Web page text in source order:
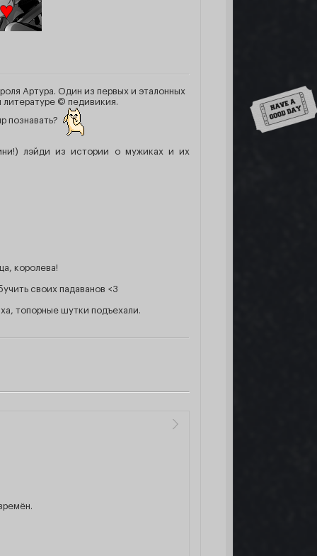
Артура. Один из первых и эталонных
© педивикия.
познавать?
лэйди из истории о мужиках и их
королева!
своих падаванов <3
топорные шутки подъехали.